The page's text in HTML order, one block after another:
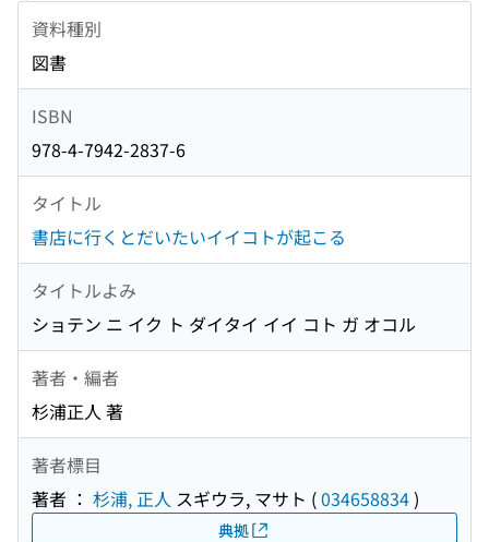
資料種別
図書
ISBN
978-4-7942-2837-6
タイトル
書店に行くとだいたいイイコトが起こる
タイトルよみ
ショテン ニ イク ト ダイタイ イイ コト ガ オコル
著者・編者
杉浦正人 著
著者標目
著者 ： 杉浦, 正人 スギウラ, マサト (034658834)
典拠